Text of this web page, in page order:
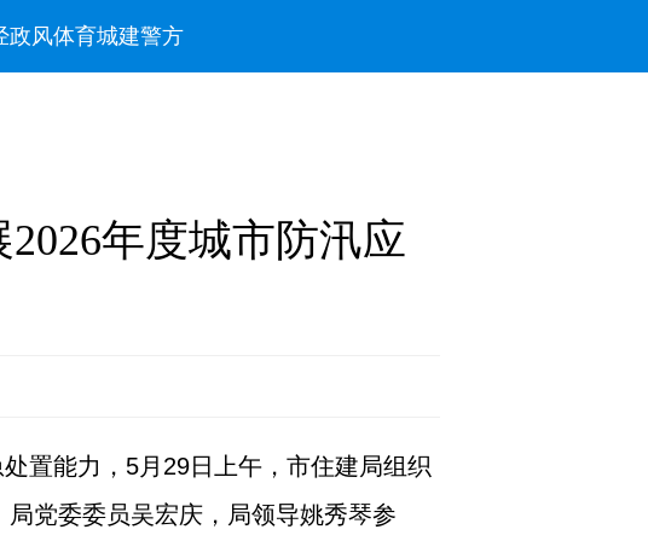
政风体育城建警方
年度城市防汛应
置能力，5月29日上午，市住建局组织
党委委员吴宏庆，局领导姚秀琴参